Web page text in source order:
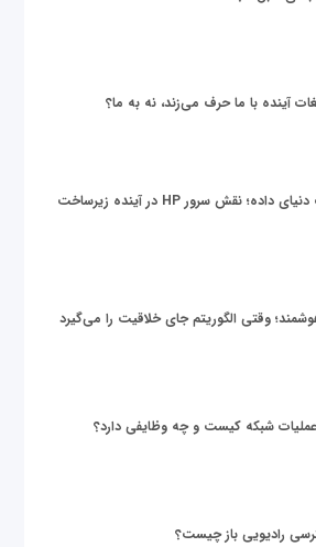
آینده با ما حرف می‌زند، نه به ما؟
زیر پوست دنیای داده؛ نقش سرور HP در آینده زیرساخت
وقتی الگوریتم جای خلاقیت را می‌گیرد
شبکه کیست و چه وظایفی دارد؟
رادیویی باز چیست؟